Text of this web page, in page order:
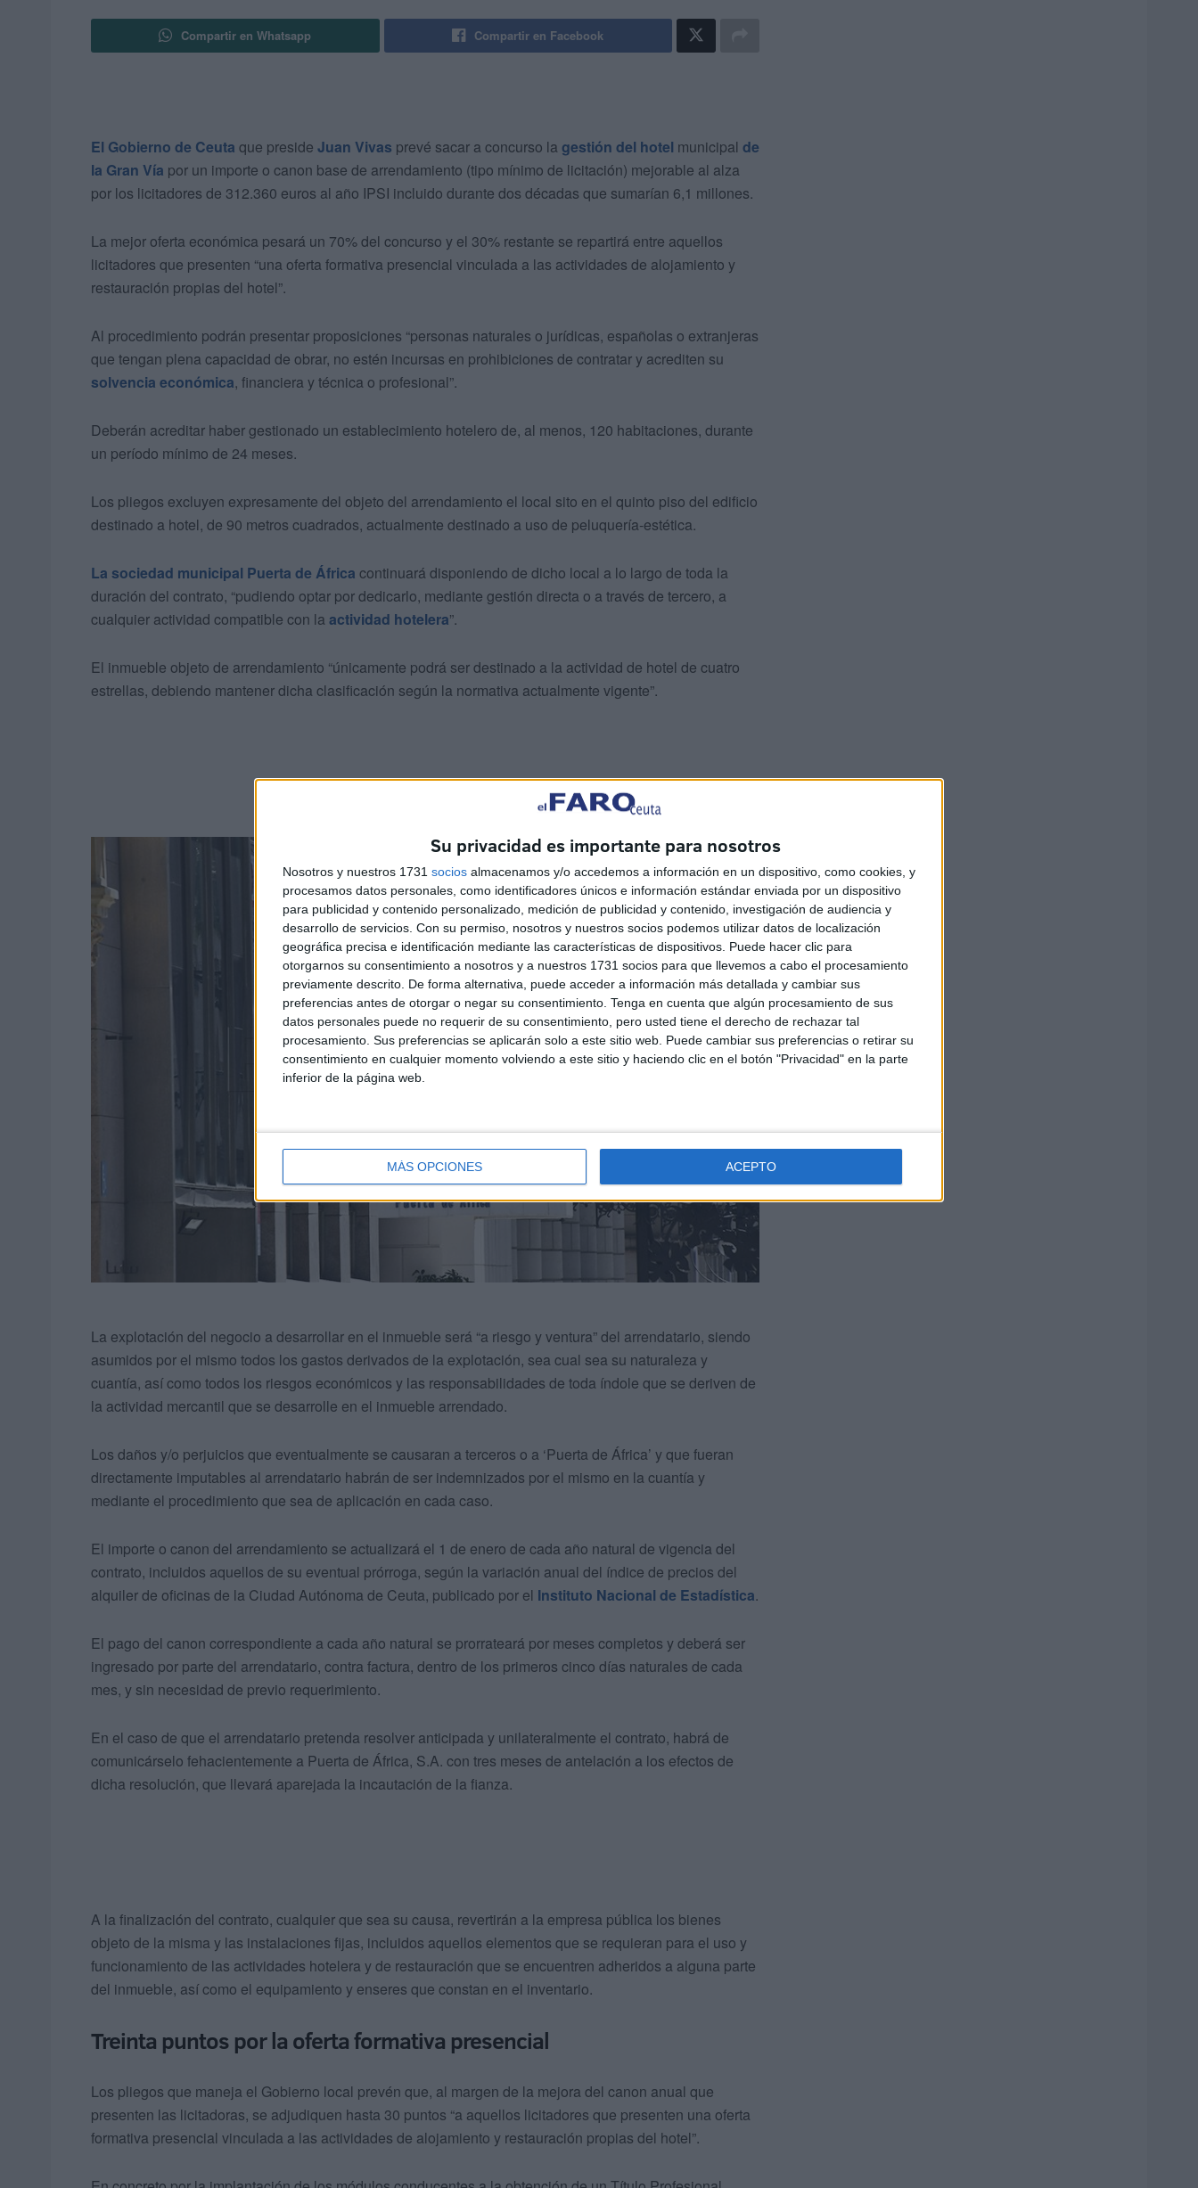
Su privacidad es importante para nosotros
Nosotros y nuestros 1731 socios almacenamos y/o accedemos a información en un dispositivo, como cookies, y
procesamos datos personales, como identificadores únicos e información estándar enviada por un dispositivo
para publicidad y contenido personalizado, medición de publicidad y contenido, investigación de audiencia y
desarrollo de servicios. Con su permiso, nosotros y nuestros socios podemos utilizar datos de localización
geográfica precisa e identificación mediante las características de dispositivos. Puede hacer clic para
otorgarnos su consentimiento a nosotros y a nuestros 1731 socios para que llevemos a cabo el procesamiento
previamente descrito. De forma alternativa, puede acceder a información más detallada y cambiar sus
preferencias antes de otorgar o negar su consentimiento. Tenga en cuenta que algún procesamiento de sus
datos personales puede no requerir de su consentimiento, pero usted tiene el derecho de rechazar tal
procesamiento. Sus preferencias se aplicarán solo a este sitio web. Puede cambiar sus preferencias o retirar su
consentimiento en cualquier momento volviendo a este sitio y haciendo clic en el botón "Privacidad" en la parte
inferior de la página web.
MÁS OPCIONES ACEPTO
Compartir en Whatsapp Compartir en Facebook
El Gobierno de Ceuta que preside Juan Vivas prevé sacar a concurso la gestión del hotel municipal de
la Gran Vía por un importe o canon base de arrendamiento (tipo mínimo de licitación) mejorable al alza
por los licitadores de 312.360 euros al año IPSI incluido durante dos décadas que sumarían 6,1 millones.
La mejor oferta económica pesará un 70% del concurso y el 30% restante se repartirá entre aquellos
licitadores que presenten “una oferta formativa presencial vinculada a las actividades de alojamiento y
restauración propias del hotel”.
Al procedimiento podrán presentar proposiciones “personas naturales o jurídicas, españolas o extranjeras
que tengan plena capacidad de obrar, no estén incursas en prohibiciones de contratar y acrediten su
solvencia económica, financiera y técnica o profesional”.
Deberán acreditar haber gestionado un establecimiento hotelero de, al menos, 120 habitaciones, durante
un período mínimo de 24 meses.
Los pliegos excluyen expresamente del objeto del arrendamiento el local sito en el quinto piso del edificio
destinado a hotel, de 90 metros cuadrados, actualmente destinado a uso de peluquería-estética.
La sociedad municipal Puerta de África continuará disponiendo de dicho local a lo largo de toda la
duración del contrato, “pudiendo optar por dedicarlo, mediante gestión directa o a través de tercero, a
cualquier actividad compatible con la actividad hotelera”.
El inmueble objeto de arrendamiento “únicamente podrá ser destinado a la actividad de hotel de cuatro
estrellas, debiendo mantener dicha clasificación según la normativa actualmente vigente”.
La explotación del negocio a desarrollar en el inmueble será “a riesgo y ventura” del arrendatario, siendo
asumidos por el mismo todos los gastos derivados de la explotación, sea cual sea su naturaleza y
cuantía, así como todos los riesgos económicos y las responsabilidades de toda índole que se deriven de
la actividad mercantil que se desarrolle en el inmueble arrendado.
Los daños y/o perjuicios que eventualmente se causaran a terceros o a ‘Puerta de África’ y que fueran
directamente imputables al arrendatario habrán de ser indemnizados por el mismo en la cuantía y
mediante el procedimiento que sea de aplicación en cada caso.
El importe o canon del arrendamiento se actualizará el 1 de enero de cada año natural de vigencia del
contrato, incluidos aquellos de su eventual prórroga, según la variación anual del índice de precios del
alquiler de oficinas de la Ciudad Autónoma de Ceuta, publicado por el Instituto Nacional de Estadística.
El pago del canon correspondiente a cada año natural se prorrateará por meses completos y deberá ser
ingresado por parte del arrendatario, contra factura, dentro de los primeros cinco días naturales de cada
mes, y sin necesidad de previo requerimiento.
En el caso de que el arrendatario pretenda resolver anticipada y unilateralmente el contrato, habrá de
comunicárselo fehacientemente a Puerta de África, S.A. con tres meses de antelación a los efectos de
dicha resolución, que llevará aparejada la incautación de la fianza.
A la finalización del contrato, cualquier que sea su causa, revertirán a la empresa pública los bienes
objeto de la misma y las instalaciones fijas, incluidos aquellos elementos que se requieran para el uso y
funcionamiento de las actividades hotelera y de restauración que se encuentren adheridos a alguna parte
del inmueble, así como el equipamiento y enseres que constan en el inventario.
Treinta puntos por la oferta formativa presencial
Los pliegos que maneja el Gobierno local prevén que, al margen de la mejora del canon anual que
presenten las licitadoras, se adjudiquen hasta 30 puntos “a aquellos licitadores que presenten una oferta
formativa presencial vinculada a las actividades de alojamiento y restauración propias del hotel”.